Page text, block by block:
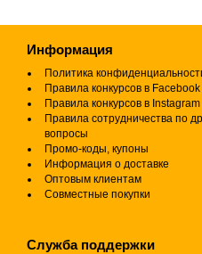
Информация
Политика
Правила конкурсов в Facebook
Правила конкурсов в Instagram
Правила сотрудничества по
вопросы
Промо-коды, купоны
Информация о доставке
Оптовым клиентам
Совместные покупки
Служба поддержки